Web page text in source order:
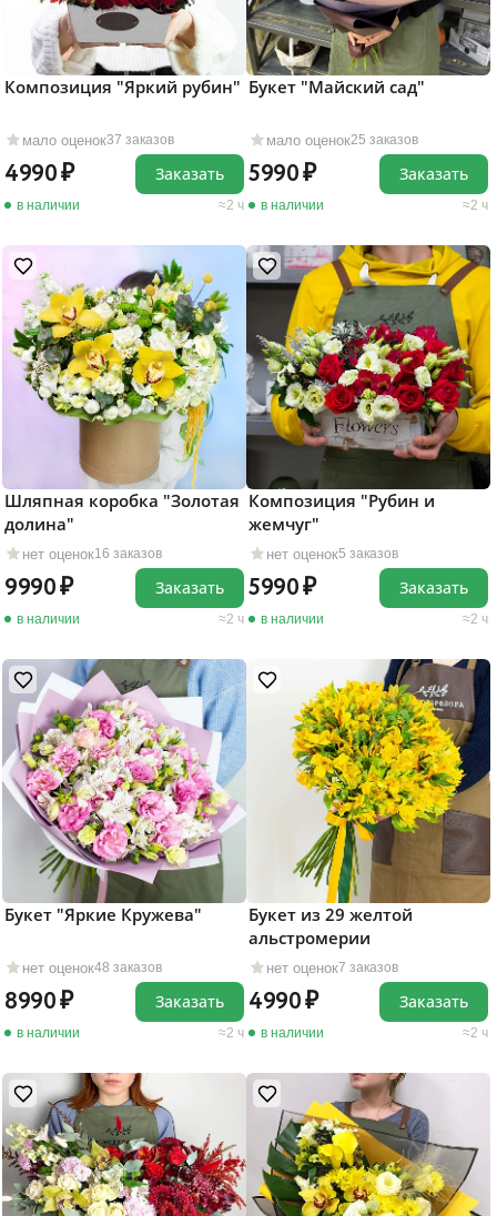
мало оценок37 заказов
Композиция "Яркий рубин"
4990
в наличии 2 ч
Заказать
мало оценок25 заказов
Букет "Майский сад"
5990
в наличии 2 ч
Заказать
нет оценок16 заказов
Шляпная коробка "Золотая
долина"
9990
в наличии 2 ч
Заказать
нет оценок5 заказов
Композиция "Рубин и
жемчуг"
5990
в наличии 2 ч
Заказать
нет оценок48 заказов
Букет "Яркие Кружева"
8990
в наличии 2 ч
Заказать
нет оценок7 заказов
Букет из 29 желтой
альстромерии
4990
в наличии 2 ч
Заказать